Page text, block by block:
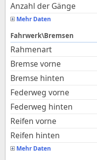
Anzahl der Gänge
Mehr Daten
Fahrwerk\Bremsen
Rahmenart
Bremse vorne
Bremse hinten
Federweg vorne
Federweg hinten
Reifen vorne
Reifen hinten
Mehr Daten